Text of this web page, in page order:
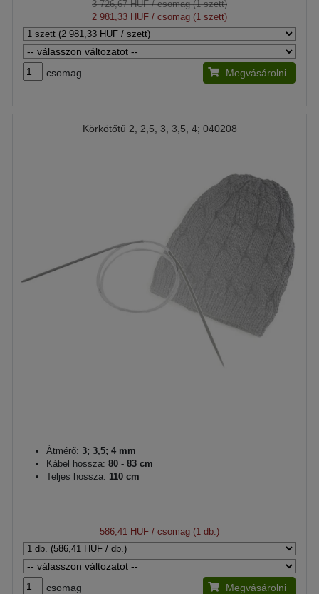
3 726,67 HUF/ csomag (1 szett)
2 981,33 HUF / csomag (1 szett)
csomag Megvásárolni
Körkötőtű 2, 2,5, 3, 3,5, 4; 040208
Átmérő: 3; 3,5; 4 mm
Kábel hossza: 80 - 83 cm
Teljes hossza: 110 cm
586,41 HUF / csomag (1 db.)
csomag Megvásárolni